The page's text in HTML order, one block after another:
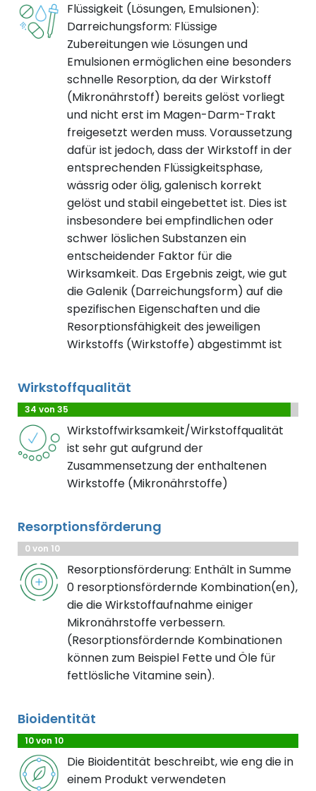
Flüssigkeit (Lösungen, Emulsionen):
Darreichungsform: Flüssige
Zubereitungen wie Lösungen und
Emulsionen ermöglichen eine besonders
schnelle Resorption, da der Wirkstoff
(Mikronährstoff) bereits gelöst vorliegt
und nicht erst im Magen-Darm-Trakt
freigesetzt werden muss. Voraussetzung
dafür ist jedoch, dass der Wirkstoff in der
entsprechenden Flüssigkeitsphase,
wässrig oder ölig, galenisch korrekt
gelöst und stabil eingebettet ist. Dies ist
insbesondere bei empfindlichen oder
schwer löslichen Substanzen ein
entscheidender Faktor für die
Wirksamkeit. Das Ergebnis zeigt, wie gut
die Galenik (Darreichungsform) auf die
spezifischen Eigenschaften und die
Resorptionsfähigkeit des jeweiligen
Wirkstoffs (Wirkstoffe) abgestimmt ist
Wirkstoffqualität
34 von 35
Wirkstoffwirksamkeit/Wirkstoffqualität
ist sehr gut aufgrund der
Zusammensetzung der enthaltenen
Wirkstoffe (Mikronährstoffe)
Resorptionsförderung
0 von 10
Resorptionsförderung: Enthält in Summe
0 resorptionsfördernde Kombination(en),
die die Wirkstoffaufnahme einiger
Mikronährstoffe verbessern.
(Resorptionsfördernde Kombinationen
können zum Beispiel Fette und Öle für
fettlösliche Vitamine sein).
Bioidentität
10 von 10
Die Bioidentität beschreibt, wie eng die in
einem Produkt verwendeten